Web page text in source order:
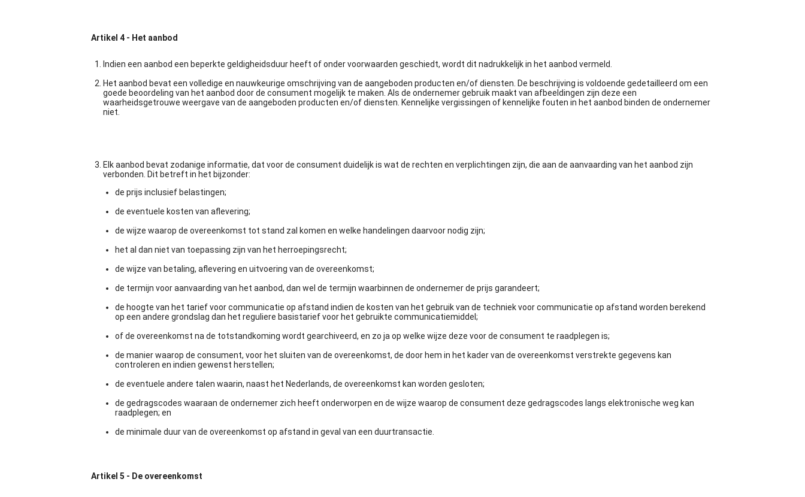
Artikel 4 - Het aanbod
Indien een aanbod een beperkte geldigheidsduur heeft of onder voorwaarden geschiedt, wordt dit nadrukkelijk in het aanbod vermeld.
Het aanbod bevat een volledige en nauwkeurige omschrijving van de aangeboden producten en/of diensten. De beschrijving is voldoende gedetailleerd om een
goede beoordeling van het aanbod door de consument mogelijk te maken. Als de ondernemer gebruik maakt van afbeeldingen zijn deze een
waarheidsgetrouwe weergave van de aangeboden producten en/of diensten. Kennelijke vergissingen of kennelijke fouten in het aanbod binden de ondernemer
niet.
Elk aanbod bevat zodanige informatie, dat voor de consument duidelijk is wat de rechten en verplichtingen zijn, die aan de aanvaarding van het aanbod zijn
verbonden. Dit betreft in het bijzonder:
de prijs inclusief belastingen;
de eventuele kosten van aflevering;
de wijze waarop de overeenkomst tot stand zal komen en welke handelingen daarvoor nodig zijn;
het al dan niet van toepassing zijn van het herroepingsrecht;
de wijze van betaling, aflevering en uitvoering van de overeenkomst;
de termijn voor aanvaarding van het aanbod, dan wel de termijn waarbinnen de ondernemer de prijs garandeert;
de hoogte van het tarief voor communicatie op afstand indien de kosten van het gebruik van de techniek voor communicatie op afstand worden berekend
op een andere grondslag dan het reguliere basistarief voor het gebruikte communicatiemiddel;
of de overeenkomst na de totstandkoming wordt gearchiveerd, en zo ja op welke wijze deze voor de consument te raadplegen is;
de manier waarop de consument, voor het sluiten van de overeenkomst, de door hem in het kader van de overeenkomst verstrekte gegevens kan
controleren en indien gewenst herstellen;
de eventuele andere talen waarin, naast het Nederlands, de overeenkomst kan worden gesloten;
de gedragscodes waaraan de ondernemer zich heeft onderworpen en de wijze waarop de consument deze gedragscodes langs elektronische weg kan
raadplegen; en
de minimale duur van de overeenkomst op afstand in geval van een duurtransactie.
Artikel 5 - De overeenkomst